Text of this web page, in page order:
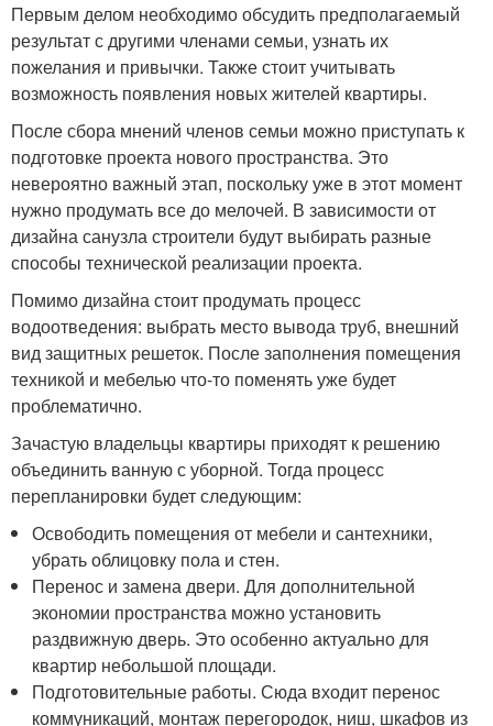
Первым делом необходимо обсудить предполагаемый
результат с другими членами семьи, узнать их
пожелания и привычки. Также стоит учитывать
возможность появления новых жителей квартиры.
После сбора мнений членов семьи можно приступать к
подготовке проекта нового пространства. Это
невероятно важный этап, поскольку уже в этот момент
нужно продумать все до мелочей. В зависимости от
дизайна санузла строители будут выбирать разные
способы технической реализации проекта.
Помимо дизайна стоит продумать процесс
водоотведения: выбрать место вывода труб, внешний
вид защитных решеток. После заполнения помещения
техникой и мебелью что-то поменять уже будет
проблематично.
Зачастую владельцы квартиры приходят к решению
объединить ванную с уборной. Тогда процесс
перепланировки будет следующим:
Освободить помещения от мебели и сантехники,
убрать облицовку пола и стен.
Перенос и замена двери. Для дополнительной
экономии пространства можно установить
раздвижную дверь. Это особенно актуально для
квартир небольшой площади.
Подготовительные работы. Сюда входит перенос
коммуникаций, монтаж перегородок, ниш, шкафов из